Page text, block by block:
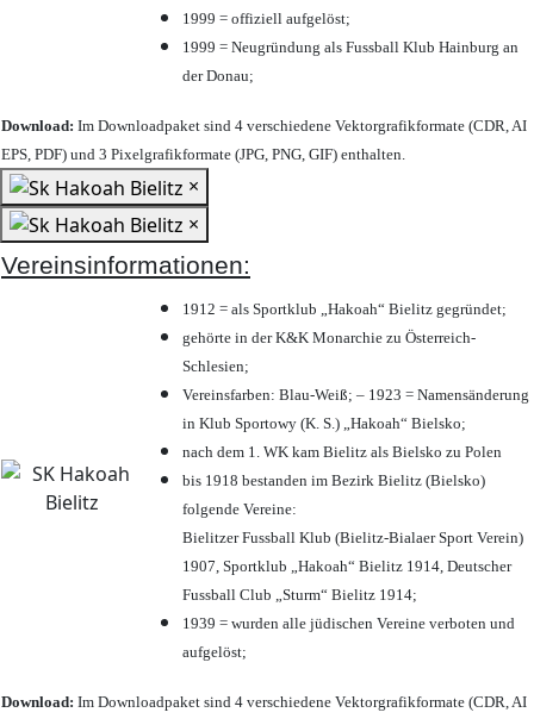
1999 = offiziell aufgelöst;
1999 = Neugründung als Fussball Klub Hainburg an
der Donau;
Download: Im Downloadpaket sind 4 verschiedene Vektorgrafikformate (CDR, AI
EPS, PDF) und 3 Pixelgrafikformate (JPG, PNG, GIF) enthalten.
×
×
Vereinsinformationen:
1912 = als Sportklub „Hakoah“ Bielitz gegründet;
gehörte in der K&K Monarchie zu Österreich-
Schlesien;
Vereinsfarben: Blau-Weiß; – 1923 = Namensänderung
in Klub Sportowy (K. S.) „Hakoah“ Bielsko;
nach dem 1. WK kam Bielitz als Bielsko zu Polen
bis 1918 bestanden im Bezirk Bielitz (Bielsko)
folgende Vereine:
Bielitzer Fussball Klub (Bielitz-Bialaer Sport Verein)
1907, Sportklub „Hakoah“ Bielitz 1914, Deutscher
Fussball Club „Sturm“ Bielitz 1914;
1939 = wurden alle jüdischen Vereine verboten und
aufgelöst;
Download: Im Downloadpaket sind 4 verschiedene Vektorgrafikformate (CDR, AI